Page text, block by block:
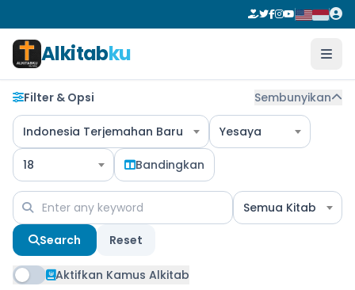
Alkitabku
Filter & Opsi Sembunyikan
Indonesia Terjemahan Baru Yesaya
18 Bandingkan
Semua Kitab
Search Reset
Aktifkan Kamus Alkitab